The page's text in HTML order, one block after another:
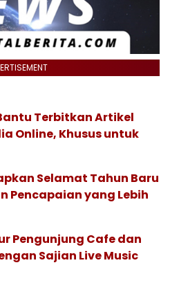
Terbitkan Artikel
Online, Khusus untuk
Selamat Tahun Baru
Pencapaian yang Lebih
Pengunjung Cafe dan
Sajian Live Music